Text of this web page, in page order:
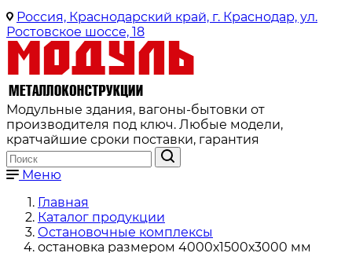
Россия, Краснодарский край, г. Краснодар, ул.
Ростовское шоссе, 18
Модульные здания, вагоны-бытовки от
производителя под ключ. Любые модели,
кратчайшие сроки поставки, гарантия
Меню
Главная
Каталог продукции
Остановочные комплексы
остановка размером 4000х1500х3000 мм